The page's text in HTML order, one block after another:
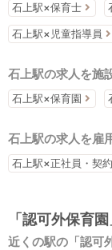
石上駅×保育士
石上駅×児童指導員
石上駅の求人を施
石上駅×保育園
石上駅の求人を雇
石上駅×正社員・契
「認可外保育
近くの駅の「認可